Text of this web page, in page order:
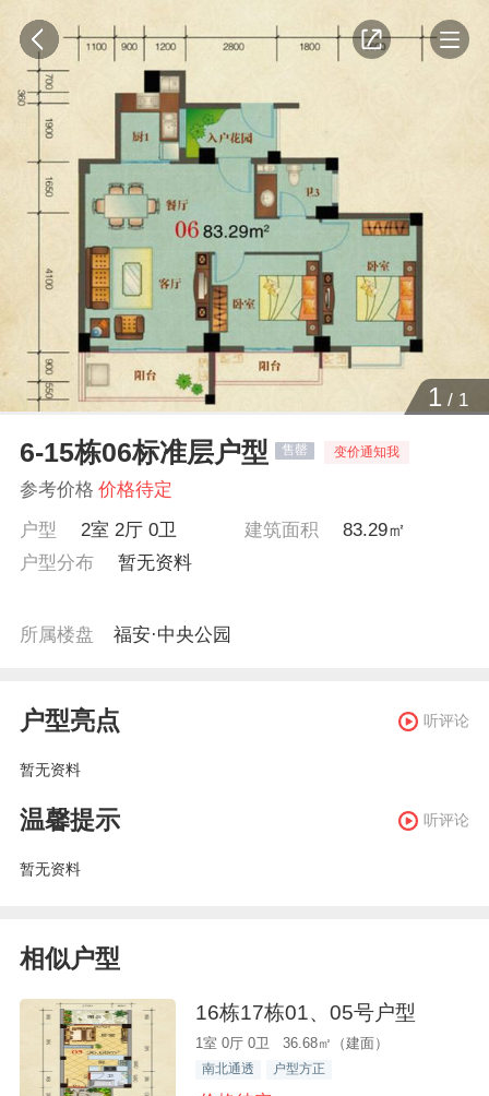
1 / 1
6-15栋06标准层户型 售罄 变价通知我
参考价格 价格待定
户型
2室 2厅 0卫 建筑面积
83.29㎡
户型分布
暂无资料
所属楼盘 福安·中央公园
户型亮点 听评论
暂无资料
温馨提示 听评论
暂无资料
相似户型
16栋17栋01、05号户型
1室 0厅 0卫 36.68㎡（建面）
南北通透 户型方正